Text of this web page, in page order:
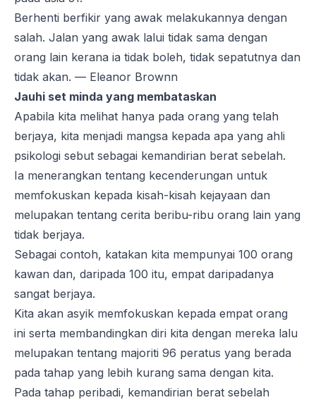
Berhenti berfikir yang awak melakukannya dengan
salah. Jalan yang awak lalui tidak sama dengan
orang lain kerana ia tidak boleh, tidak sepatutnya dan
tidak akan. — Eleanor Brownn
Jauhi set minda yang membataskan
Apabila kita melihat hanya pada orang yang telah
berjaya, kita menjadi mangsa kepada apa yang ahli
psikologi sebut sebagai kemandirian berat sebelah.
Ia menerangkan tentang kecenderungan untuk
memfokuskan kepada kisah-kisah kejayaan dan
melupakan tentang cerita beribu-ribu orang lain yang
tidak berjaya.
Sebagai contoh, katakan kita mempunyai 100 orang
kawan dan, daripada 100 itu, empat daripadanya
sangat berjaya.
Kita akan asyik memfokuskan kepada empat orang
ini serta membandingkan diri kita dengan mereka lalu
melupakan tentang majoriti 96 peratus yang berada
pada tahap yang lebih kurang sama dengan kita.
Pada tahap peribadi, kemandirian berat sebelah